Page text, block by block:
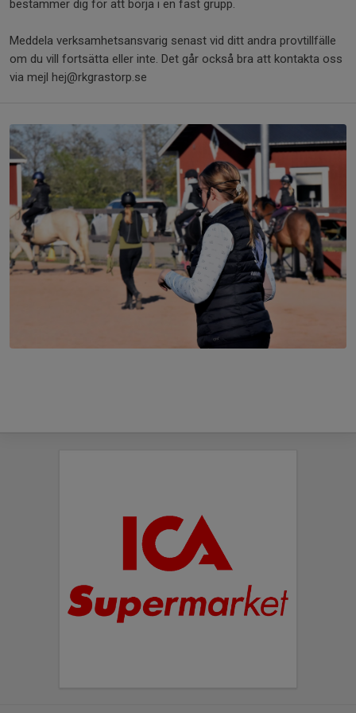
bestämmer dig för att börja i en fast grupp.
Meddela verksamhetsansvarig senast vid ditt andra provtillfälle
om du vill fortsätta eller inte. Det går också bra att kontakta oss
via mejl hej@rkgrastorp.se